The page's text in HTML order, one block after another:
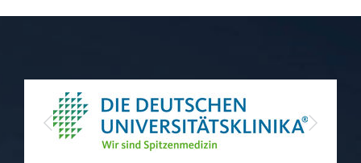
Previous Next